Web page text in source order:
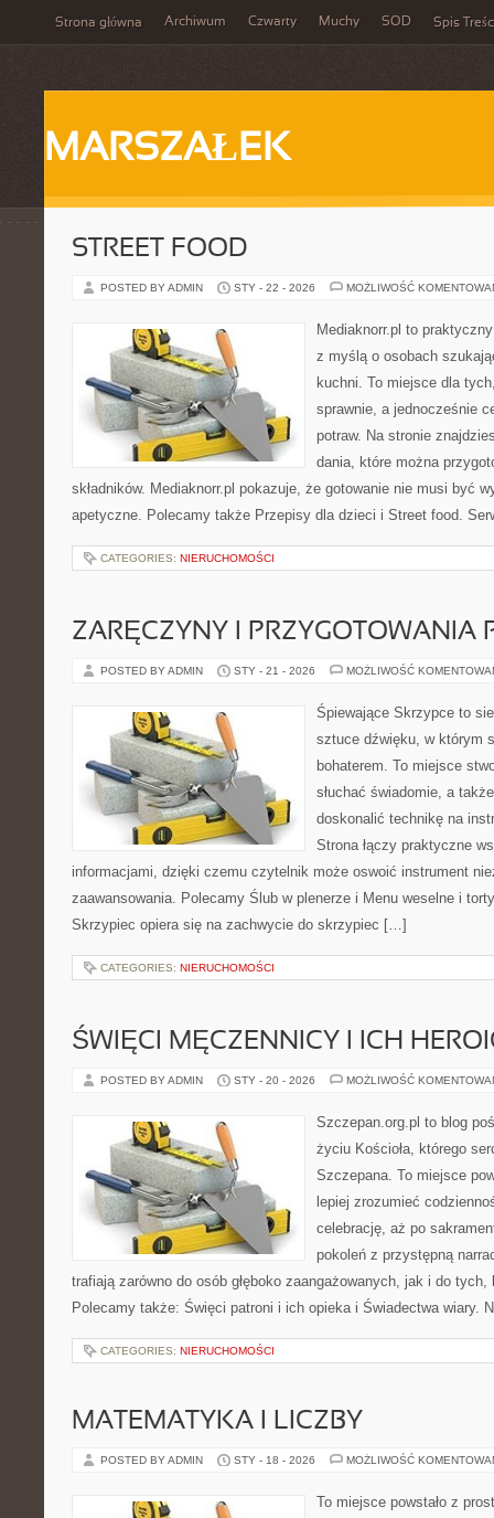
Strona główna Archiwum Czwarty Muchy SOD Spis
MARSZAŁEK
STREET FOOD
POSTED BY ADMIN STY - 22 - 2026 MOŻLIWOŚĆ
Mediaknorr.pl to
z myślą o osobach
kuchni. To miejsce dla
sprawnie, a jednocześnie
potraw. Na stronie
dania, które można
składników. Mediaknorr.pl pokazuje, że gotowanie nie musi być
apetyczne. Polecamy także Przepisy dla dzieci i Street food.
CATEGORIES: NIERUCHOMOŚCI
ZARĘCZYNY I PRZYGOTOWANIA
POSTED BY ADMIN STY - 21 - 2026 MOŻLIWOŚĆ
Śpiewające Skrzypce to
sztuce dźwięku, w którym
bohaterem. To miejsce
słuchać świadomie, a
doskonalić technikę na
Strona łączy praktyczne
informacjami, dzięki czemu czytelnik może oswoić instrument
zaawansowania. Polecamy Ślub w plenerze i Menu weselne i
Skrzypiec opiera się na zachwycie do skrzypiec […]
CATEGORIES: NIERUCHOMOŚCI
ŚWIĘCI MĘCZENNICY I ICH
POSTED BY ADMIN STY - 20 - 2026 MOŻLIWOŚĆ
Szczepan.org.pl to blog
życiu Kościoła, którego
Szczepana. To miejsce
lepiej zrozumieć
celebrację, aż po
pokoleń z przystępną
trafiają zarówno do osób głęboko zaangażowanych, jak i do
Polecamy także: Święci patroni i ich opieka i Świadectwa wiary.
CATEGORIES: NIERUCHOMOŚCI
MATEMATYKA I LICZBY
POSTED BY ADMIN STY - 18 - 2026 MOŻLIWOŚĆ
To miejsce powstało z